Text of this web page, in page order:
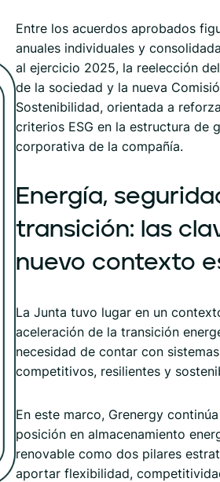
Entre los acuerdos aprobados
anuales individuales y
al ejercicio 2025, la reelección
de la sociedad y la nueva
Sostenibilidad, orientada a
criterios ESG en la estructura de
corporativa de la compañía.
Energía,
transición: las
nuevo contexto
La Junta tuvo lugar en un
aceleración de la transición
necesidad de contar con
competitivos, resilientes y
En este marco, Grenergy
posición en almacenamiento
renovable como dos pilares
aportar flexibilidad,